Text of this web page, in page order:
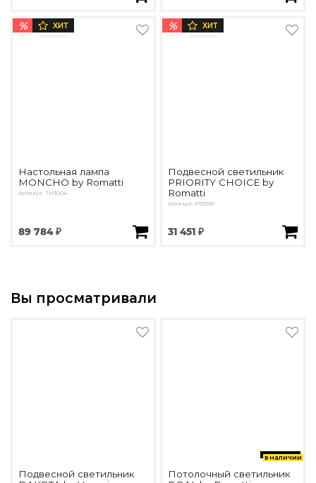
% ХИТ
Настольная лампа
MONCHO by Romatti
Артикул: ТН3004
89 784 ₽
% ХИТ
Подвесной светильник
PRIORITY CHOICE by
Romatti
Артикул: PD2935
31 451 ₽
Вы просматривали
Подвесной светильник
в наличии
Потолочный светильник